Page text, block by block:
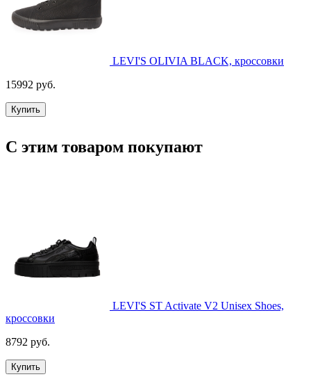
LEVI'S OLIVIA BLACK, кроссовки
15992 руб.
Купить
С этим товаром покупают
LEVI'S ST Activate V2 Unisex Shoes,
кроссовки
8792 руб.
Купить